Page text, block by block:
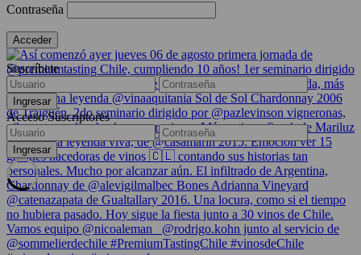
Contraseña
Suscríbete
Acceso Suscriptores